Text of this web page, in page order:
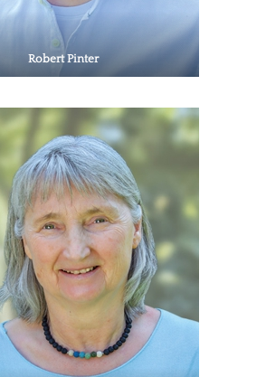
Robert Pinter